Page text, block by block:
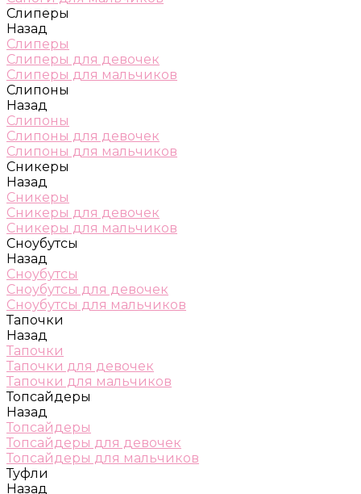
Слиперы
Назад
Слиперы
Слиперы для девочек
Слиперы для мальчиков
Слипоны
Назад
Слипоны
Слипоны для девочек
Слипоны для мальчиков
Сникеры
Назад
Сникеры
Сникеры для девочек
Сникеры для мальчиков
Сноубутсы
Назад
Сноубутсы
Сноубутсы для девочек
Сноубутсы для мальчиков
Тапочки
Назад
Тапочки
Тапочки для девочек
Тапочки для мальчиков
Топсайдеры
Назад
Топсайдеры
Топсайдеры для девочек
Топсайдеры для мальчиков
Туфли
Назад